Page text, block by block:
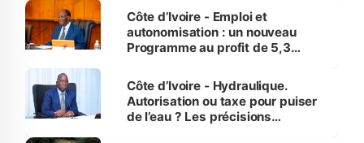
et Yamoussoukro
Côte d’Ivoire - Emploi et
autonomisation : un nouveau
Programme au profit de 5,3
Côte d’Ivoire - Hydraulique.
Autorisation ou taxe pour puiser
de l’eau ? Les précisions